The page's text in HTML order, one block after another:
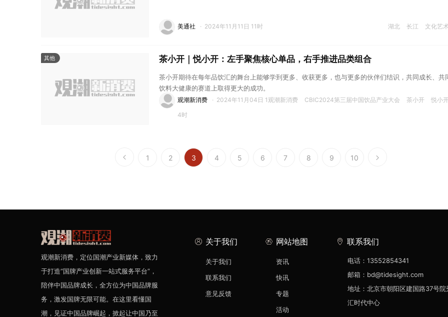
湖北 长江 文化艺
美通社 · 2024年11月11日 11时
其他 茶小开｜悦小开：左手聚焦核心单品，右手推进品类组合
茶小开期待在每年品饮汇的舞台上能够学到更多、收获更多，也与更多的伙伴们结识，共同成长、共
饮料大健康的赛道上取得更大的成功。
观潮新消费 CBIC2024第三届中国饮品产业大会 茶小开 悦小
观潮新消费 · 2024年11月04日 1
4时
1 2 3 4 5 6 7 8 9 10
观潮新消费，定位国潮产业新媒体，致力
于打造“国牌产业创新一站式服务平台”，
陪伴中国品牌成长，全方位为中国品牌服
务，激发国牌无限可能。在这里看懂国
潮，见证中国品牌崛起，掀起让中国乃至
关于我们
关于我们
联系我们
意见反馈
网站地图
资讯
快讯
专题
活动
联系我们
电话：13552854341
邮箱：bd@tidesight.com
地址：北京市朝阳区建国路37号院
汇时代中心